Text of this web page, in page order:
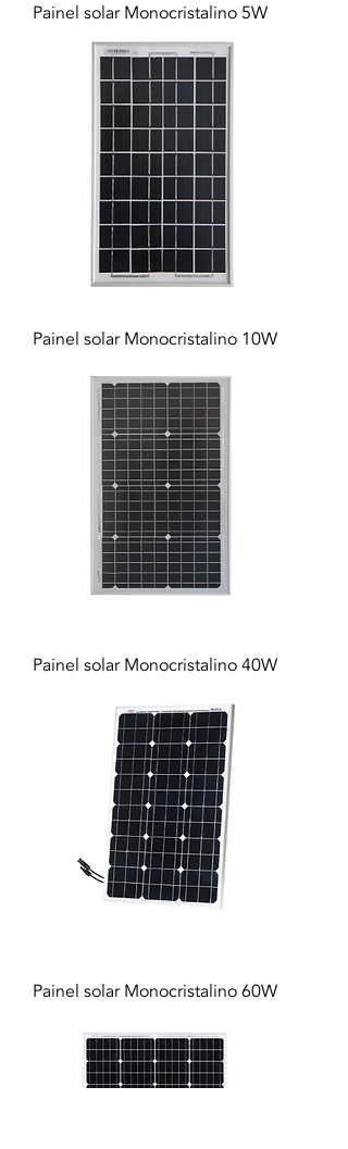
Painel solar Monocristalino 5W
Painel solar Monocristalino 10W
Painel solar Monocristalino 40W
Painel solar Monocristalino 60W